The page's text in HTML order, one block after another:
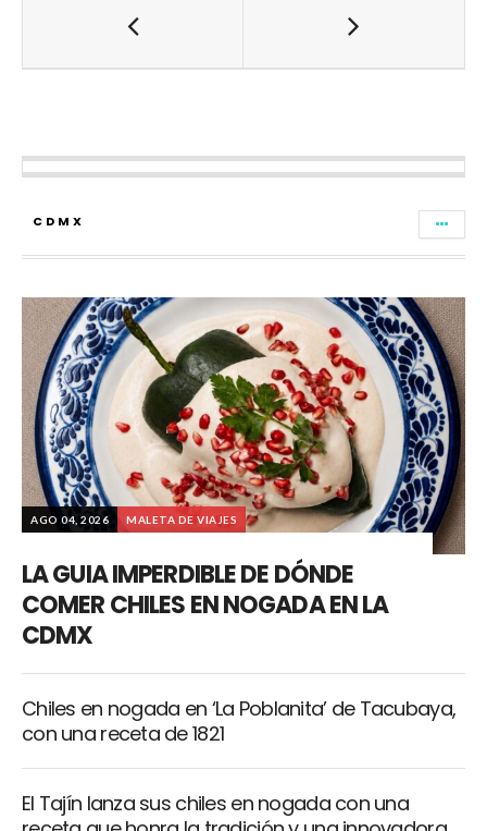
CDMX
AGO 04, 2026 MALETA DE VIAJES
LA GUIA IMPERDIBLE DE DÓNDE
COMER CHILES EN NOGADA EN LA
CDMX
Chiles en nogada en ‘La Poblanita’ de Tacubaya,
con una receta de 1821
El Tajín lanza sus chiles en nogada con una